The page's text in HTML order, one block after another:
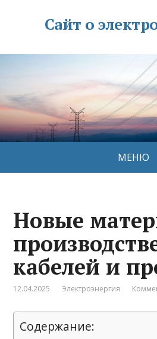
Сайт о
МЕНЮ
Новые
кабелей и
12.04.2025 Электроэнергия
Содержание: